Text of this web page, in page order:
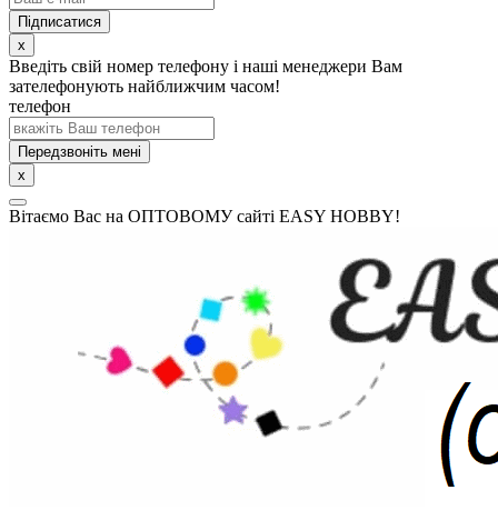
x
Введіть свій номер телефону і наші менеджери Вам
зателефонують найближчим часом!
телефон
Передзвоніть мені
x
Вітаємо Вас на ОПТОВОМУ сайті EASY HOBBY!